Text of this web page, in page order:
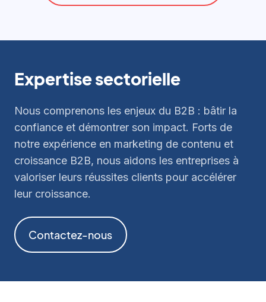
Expertise sectorielle
Nous comprenons les enjeux du B2B : bâtir la
confiance et démontrer son impact. Forts de
notre expérience en marketing de contenu et
croissance B2B, nous aidons les entreprises à
valoriser leurs réussites clients pour accélérer
leur croissance.
Contactez-nous